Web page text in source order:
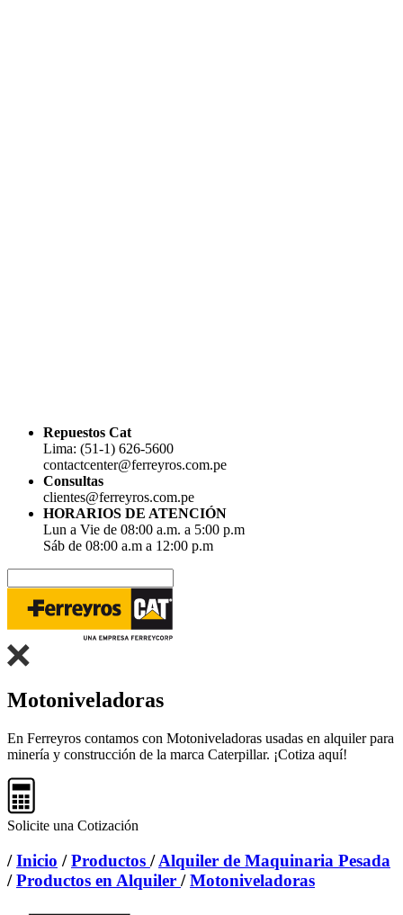
Repuestos Cat
Lima: (51-1) 626-5600
contactcenter@ferreyros.com.pe
Consultas
clientes@ferreyros.com.pe
HORARIOS DE ATENCIÓN
Lun a Vie de 08:00 a.m. a 5:00 p.m
Sáb de 08:00 a.m a 12:00 p.m
Motoniveladoras
En Ferreyros contamos con Motoniveladoras usadas en alquiler para
minería y construcción de la marca Caterpillar. ¡Cotiza aquí!
Solicite una Cotización
/Inicio /Productos /Alquiler de Maquinaria Pesada
/Productos en Alquiler /Motoniveladoras